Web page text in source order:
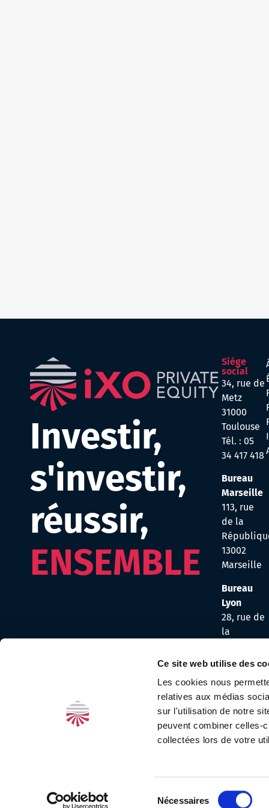
Ce site web utilise des
Les cookies nous
relatives aux médias
sur l'utilisation de notre
peuvent combiner celles-
collectées lors de votre
Nécessaires
Investir,
s'investir,
réussir,
ENSEMBLE
Siège
social
34, rue de
Metz
31000
Toulouse
Tél. : 05
34 417 418
Bureau
Marseille
113, rue
de la
13002
Marseille
Bureau
Lyon
28, rue de
la
69002
Bureau
Bordeaux
5, rue
Fénelon